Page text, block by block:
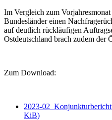
Im Vergleich zum
Bundesländer einen
auf deutlich rückläufigen
Ostdeutschland brach zudem der
Zum Download:
2023-
KiB)